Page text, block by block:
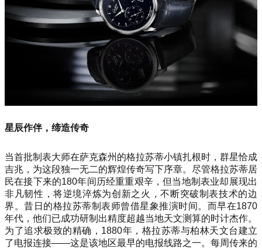
星辰作伴，缔造传奇
当首批制表大师在萨克森州的格拉苏蒂小镇扎根时，群星恰成
吉兆，为这段独一无二的辉煌传奇写下序章。尽管格拉苏蒂居
民在接下来的180年间历经重重艰辛，但当地制表业却展现出
非凡韧性，将逆境淬炼为创新之火，不断突破制表技术的边
界。昔日的格拉苏蒂制表师曾借星象推演时间。而早在1870
年代，他们已成功研制出精度超越当地天文测算的时计杰作。
为了追求极致的精确，1880年，格拉苏蒂与柏林天文台建立
了电报连接——这是该地区最早的电报线路之一。每周传来的